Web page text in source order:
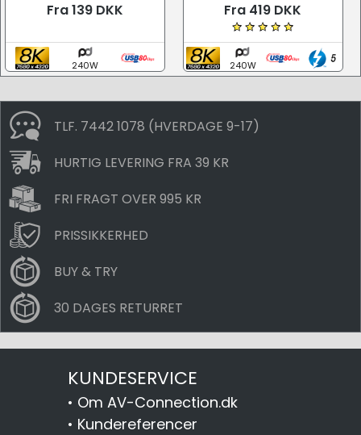
Fra 139 DKK
240W
Fra 419 DKK
240W
TLF. 7442 1078 (HVERDAGE 9-17)
HURTIG LEVERING FRA 39 KR
FRI FRAGT OVER 995 KR
PRISSIKKERHED
BUY & TRY
30 DAGES RETURRET
KUNDESERVICE
• Om AV-Connection.dk
• Kundereferencer